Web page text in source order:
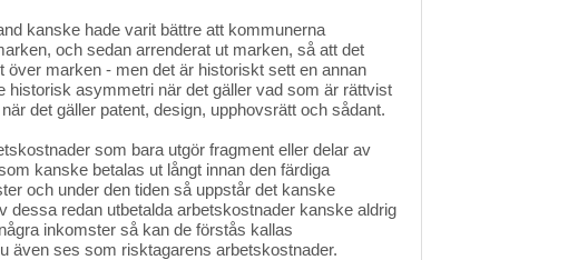
kanske hade varit bättre att kommunerna
och sedan arrenderat ut marken, så att det
över marken - men det är historiskt sett en annan
historisk asymmetri när det gäller vad som är rättvist
det gäller patent, design, upphovsrätt och sådant.
som bara utgör fragment eller delar av
kanske betalas ut långt innan den färdiga
och under den tiden så uppstår det kanske
dessa redan utbetalda arbetskostnader kanske aldrig
inkomster så kan de förstås kallas
även ses som risktagarens arbetskostnader.